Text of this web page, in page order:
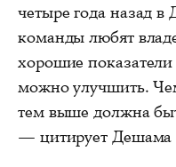
четыре года назад
команды любят
хорошие
можно улучшить.
тем выше должна
— цитирует Дешама